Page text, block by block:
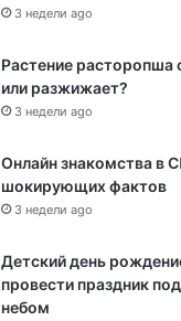
3 недели ago
Растение расторопша
или разжижает?
3 недели ago
Онлайн знакомства в
шокирующих фактов
3 недели ago
Детский день
провести праздник
небом